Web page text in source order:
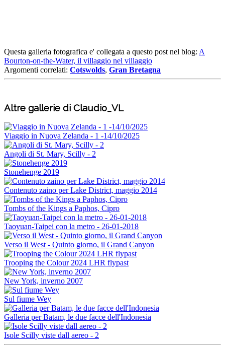
Questa galleria fotografica e' collegata a questo post nel blog: A
Bourton-on-the-Water, il villaggio nel villaggio
Argomenti correlati: Cotswolds, Gran Bretagna
Altre gallerie di Claudio_VL
Viaggio in Nuova Zelanda - 1 -14/10/2025
Angoli di St. Mary, Scilly - 2
Stonehenge 2019
Contenuto zaino per Lake District, maggio 2014
Tombs of the Kings a Paphos, Cipro
Taoyuan-Taipei con la metro - 26-01-2018
Verso il West - Quinto giorno, il Grand Canyon
Trooping the Colour 2024 LHR flypast
New York, inverno 2007
Sul fiume Wey
Galleria per Batam, le due facce dell'Indonesia
Isole Scilly viste dall aereo - 2